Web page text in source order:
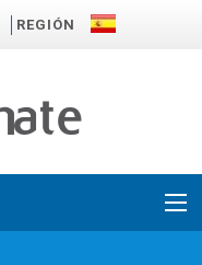
REGIÓN